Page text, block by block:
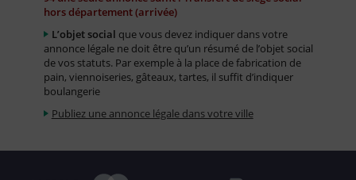
hors département (arrivée)
L’objet social que vous devez indiquer dans votre
annonce légale ne doit être qu’un résumé de l’objet social
de vos statuts. Par exemple à la place de fabrication de
pain, viennoiseries, gâteaux, tartes, il suffit d’indiquer
boulangerie
Publiez une annonce légale dans votre ville